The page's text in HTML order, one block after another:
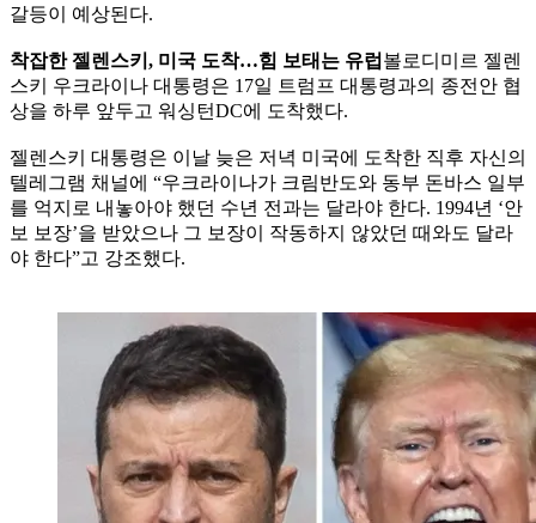
갈등이 예상된다.
착잡한 젤렌스키, 미국 도착…힘 보태는 유럽 볼로디미르 젤렌
스키 우크라이나 대통령은 17일 트럼프 대통령과의 종전안 협
상을 하루 앞두고 워싱턴DC에 도착했다.
젤렌스키 대통령은 이날 늦은 저녁 미국에 도착한 직후 자신의
텔레그램 채널에 “우크라이나가 크림반도와 동부 돈바스 일부
를 억지로 내놓아야 했던 수년 전과는 달라야 한다. 1994년 ‘안
보 보장’을 받았으나 그 보장이 작동하지 않았던 때와도 달라
야 한다”고 강조했다.